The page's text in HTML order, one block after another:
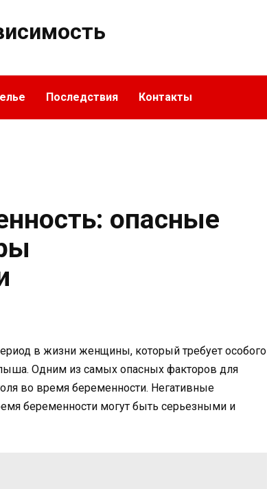
Последствия Контакты
опасные
в жизни женщины, который требует особого
Одним из самых опасных факторов для
во время беременности. Негативные
беременности могут быть серьезными и